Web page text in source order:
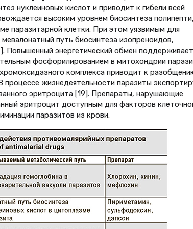
нуклеиновых кислот и приводит к гибели всей
высоким уровнем биосинтеза
паразитарной клетки. При этом уязвимым для
путь биосинтеза изопреноидов,
Повышенный энергетический обмен
фосфорилированием в митохондрии
комплекса приводит к
жизнедеятельности паразиты
эритроцита [19]. Препараты, нарушающие
эритроцит доступным для факторов
паразитов из крови.